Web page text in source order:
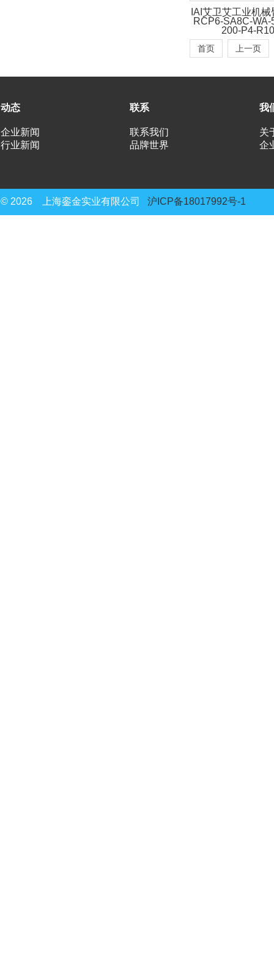
IAI艾卫艾工业机
RCP6-SA8C-WA-
200-P4-
首页 上一页
动态 联系 我
企业新闻
行业新闻
联系我们
品牌世界
关
企
© 2026 上海銮金实业有限公司 沪ICP备18017992号-1